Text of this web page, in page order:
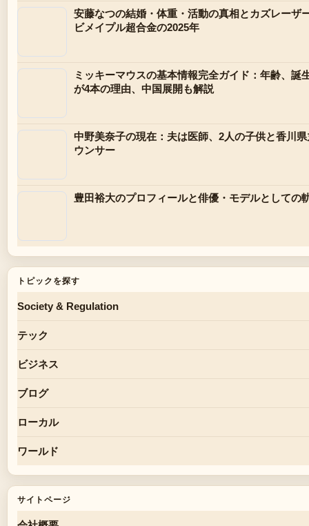
安藤なつの結婚・体重・活動の真相とカズレーザ
ビメイプル超合金の2025年
ミッキーマウスの基本情報完全ガイド：年齢、誕
が4本の理由、中国展開も解説
中野美奈子の現在：夫は医師、2人の子供と香川
ウンサー
豊田裕大のプロフィールと俳優・モデルとしての
トピックを探す
Society & Regulation
テック
ビジネス
ブログ
ローカル
ワールド
サイトページ